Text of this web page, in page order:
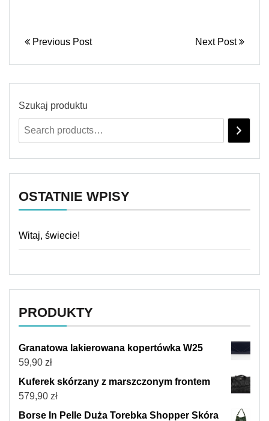
Previous Post Next Post
Szukaj produktu
OSTATNIE WPISY
Witaj, świecie!
PRODUKTY
Granatowa lakierowana kopertówka W25
59,90 zł
Kuferek skórzany z marszczonym frontem
579,90 zł
Borse In Pelle Duża Torebka Shopper Skóra